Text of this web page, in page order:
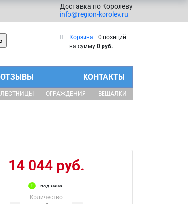
Доставка по Королеву
info@region-korolev.ru
Корзина
0 позиций
на сумму 0 руб.
ОТЗЫВЫ КОНТАКТЫ
ЛЕСТНИЦЫ ОГРАЖДЕНИЯ ВЕШАЛКИ
14 044 руб.
под заказ
Количество